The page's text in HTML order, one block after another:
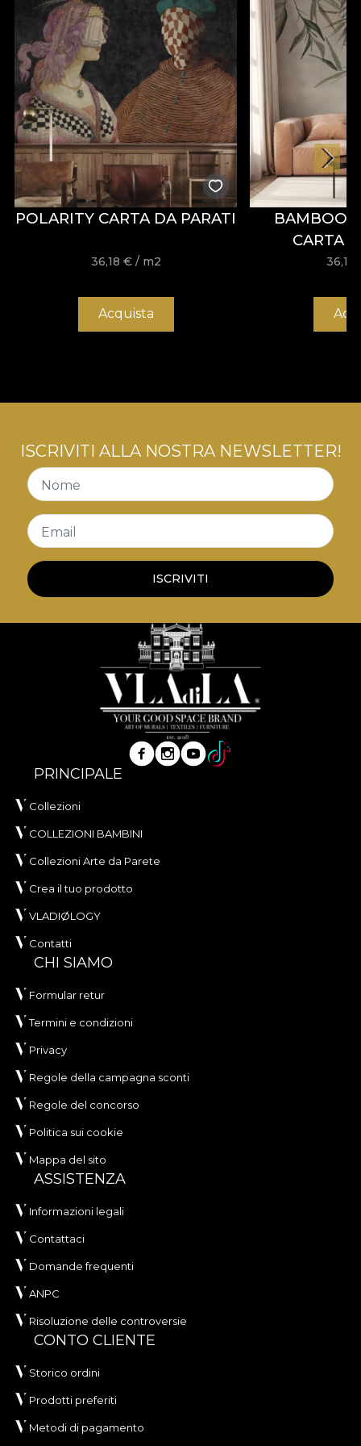
POLARITY CARTA DA PARATI
36,18 € / m2
Acquista
BAMBOO
CARTA
36,18
ISCRIVITI ALLA NOSTRA NEWSLETTER!
Nome
Email
ISCRIVITI
PRINCIPALE
Collezioni
COLLEZIONI BAMBINI
Collezioni Arte da Parete
Crea il tuo prodotto
VLADIØLOGY
Contatti
CHI SIAMO
Formular retur
Termini e condizioni
Privacy
Regole della campagna sconti
Regole del concorso
Politica sui cookie
Mappa del sito
ASSISTENZA
Informazioni legali
Contattaci
Domande frequenti
ANPC
Risoluzione delle controversie
CONTO CLIENTE
Storico ordini
Prodotti preferiti
Metodi di pagamento